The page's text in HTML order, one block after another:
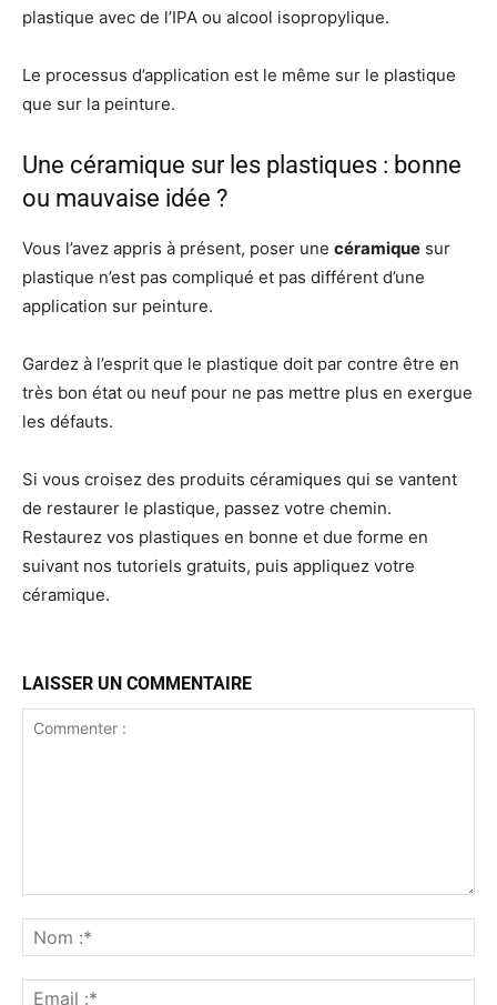
plastique avec de l’IPA ou alcool isopropylique.
Le processus d’application est le même sur le plastique
que sur la peinture.
Une céramique sur les plastiques : bonne
ou mauvaise idée ?
Vous l’avez appris à présent, poser une céramique sur
plastique n’est pas compliqué et pas différent d’une
application sur peinture.
Gardez à l’esprit que le plastique doit par contre être en
très bon état ou neuf pour ne pas mettre plus en exergue
les défauts.
Si vous croisez des produits céramiques qui se vantent
de restaurer le plastique, passez votre chemin.
Restaurez vos plastiques en bonne et due forme en
suivant nos tutoriels gratuits, puis appliquez votre
céramique.
LAISSER UN COMMENTAIRE